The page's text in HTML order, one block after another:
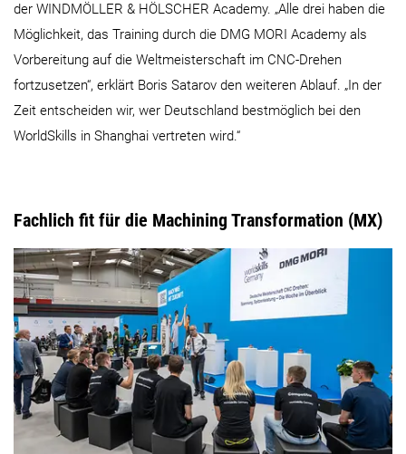
der WINDMÖLLER & HÖLSCHER Academy. „Alle drei haben die
Möglichkeit, das Training durch die DMG MORI Academy als
Vorbereitung auf die Weltmeisterschaft im CNC-Drehen
fortzusetzen“, erklärt Boris Satarov den weiteren Ablauf. „In der
Zeit entscheiden wir, wer Deutschland bestmöglich bei den
WorldSkills in Shanghai vertreten wird.“
Fachlich fit für die Machining Transformation (MX)